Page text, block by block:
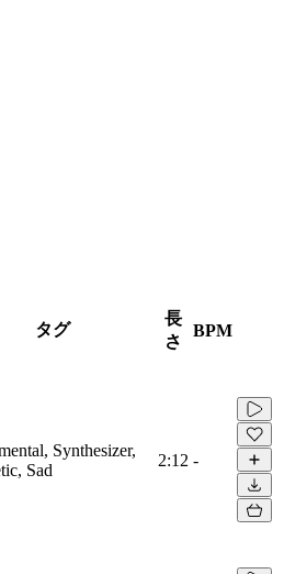
タグ
長
さ
BPM
Synthesizer,
Sad
2:12 -